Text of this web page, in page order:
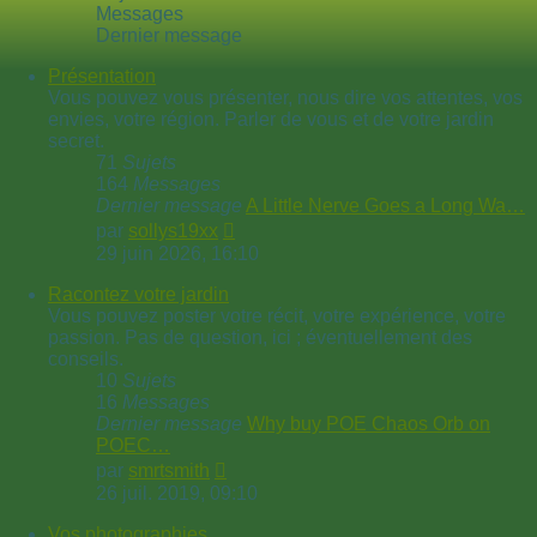
Messages
Dernier message
Présentation
Vous pouvez vous présenter, nous dire vos attentes, vos
envies, votre région. Parler de vous et de votre jardin
secret.
71 Sujets
164 Messages
Dernier message A Little Nerve Goes a Long Wa…
par sollys19xx
le
29 juin 2026, 16:10
Racontez votre jardin
Vous pouvez poster votre récit, votre expérience, votre
passion. Pas de question, ici ; éventuellement des
conseils.
10 Sujets
16 Messages
Dernier message Why buy POE Chaos Orb on
POEC…
par smrtsmith
le
26 juil. 2019, 09:10